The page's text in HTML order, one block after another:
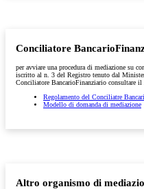
Conciliatore
per avviare una procedura di mediazione su
iscritto al n. 3 del Registro tenuto dal
Conciliatore BancarioFinanziario consultare il
Regolamento del Conciliatre
Modello di domanda di mediazione
Altro organismo di